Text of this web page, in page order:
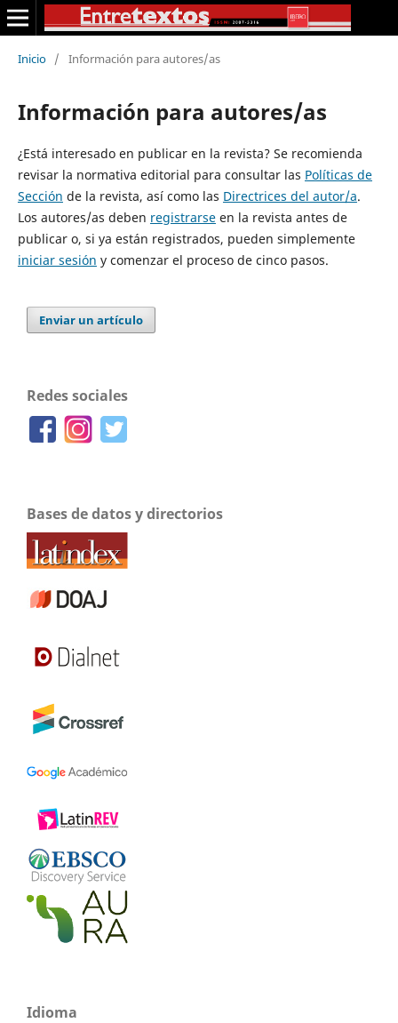
Inicio / Información para autores/as
Información para autores/as
¿Está interesado en publicar en la revista? Se recomienda
revisar la normativa editorial para consultar las Políticas de
Sección de la revista, así como las Directrices del autor/a.
Los autores/as deben registrarseen la revista antes de
publicar o, si ya están registrados, pueden simplemente
iniciar sesión y comenzar el proceso de cinco pasos.
Enviar un artículo
Redes sociales
Bases de datos y directorios
Idioma